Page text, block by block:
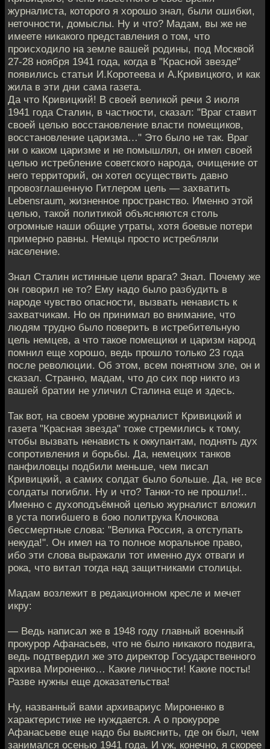
журналиста, которого я хорошо знал, были ошибки,
неточности, домыслы. Ну и что? Мадам, вы же не
имеете никакого представления о том, что
происходило на земле вашей родины, под Москвой
27-28 ноября 1941 года, когда в "Красной звезде"
появились статьи И.Коротеева и А.Кривицкого, и как
жила в эти дни сама газета.
Да что Кривицкий! В своей великой речи 3 июля
1941 года Сталин, в частности, сказал: "Враг ставит
своей целью восстановление власти помещиков,
восстановление царизма…" Это было не так. Враг
ни о каком царизме и не помышлял, он имел своей
целью истребление советского народа, очищение от
него территорий, он хотел осуществить давно
провозглашенную Гитлером цель — захватить
Lebensraum, жизненное пространство. Именно этой
целью, такой политикой объясняются столь
огромные наши общие утраты, хотя боевые потери
примерно равны. Немцы просто истребляли
население.
Знал Сталин истинные цели врага? Знал. Почему же
он говорил не то? Ему надо было разбудить в
народе чувство опасности, вызвать ненависть к
захватчикам. Но он принимал во внимание, что
людям трудно было поверить в истребительную
цель немцев, а что такое помещики и царизм народ
помнил еще хорошо, ведь прошло только 23 года
после революции. Об этом, всем понятном зле, он и
сказал. Странно, мадам, что до сих пор никто из
вашей братии не уличил Сталина еще и здесь.
Так вот, на своем уровне журналист Кривицкий и
газета "Красная звезда" тоже стремились к тому,
чтобы вызвать ненависть к оккупантам, поднять дух
сопротивления и борьбы. Да, немецких танков
панфиловцы подбили меньше, чем писал
Кривицкий, а самих солдат было больше. Да, не все
солдаты погибли. Ну и что? Танки-то не прошли!..
Именно с духоподъёмной целью журналист вложил
в уста погибшего в бою политрука Клочкова
бессмертные слова: "Велика Россия, а отступать
некуда!". Он имел на то полное моральное право,
ибо эти слова выражали тот именно дух отваги и
рока, что витал тогда над защитниками столицы.
Мадам возлежит в редакционном кресле и мечет
икру:
— Ведь написал же в 1948 году главный военный
прокурор Афанасьев, что не было никакого подвига,
ведь подтвердил же это директор Государственного
архива Мироненко… Какие личности! Какие посты!
Разве нужны еще доказательства!
Ну, названный вами архивариус Мироненко в
характеристике не нуждается. А о прокуроре
Афанасьеве еще надо бы выяснить, где он был, чем
занимался осенью 1941 года. И уж, конечно, я скорее